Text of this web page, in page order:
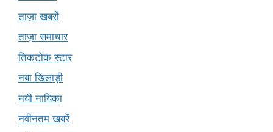
ताज़ा खबरों
ताज़ा समाचार
तिकटोक स्टार
नबा खिलाड़ी
नयी नायिका
नवीनतम खबरें